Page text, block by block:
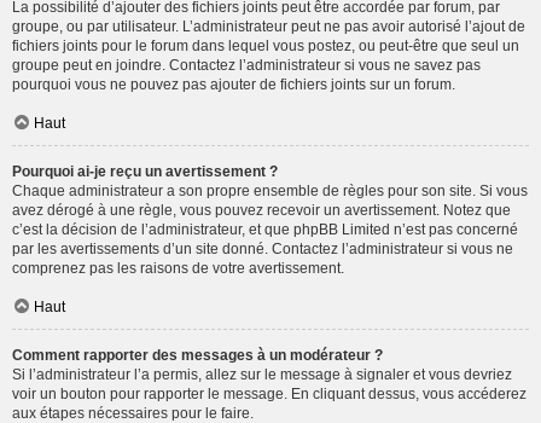
La possibilité d’ajouter des fichiers joints peut être accordée par forum, par
groupe, ou par utilisateur. L’administrateur peut ne pas avoir autorisé l’ajout de
fichiers joints pour le forum dans lequel vous postez, ou peut-être que seul un
groupe peut en joindre. Contactez l’administrateur si vous ne savez pas
pourquoi vous ne pouvez pas ajouter de fichiers joints sur un forum.
Haut
Pourquoi ai-je reçu un avertissement ?
Chaque administrateur a son propre ensemble de règles pour son site. Si vous
avez dérogé à une règle, vous pouvez recevoir un avertissement. Notez que
c’est la décision de l’administrateur, et que phpBB Limited n’est pas concerné
par les avertissements d’un site donné. Contactez l’administrateur si vous ne
comprenez pas les raisons de votre avertissement.
Haut
Comment rapporter des messages à un modérateur ?
Si l’administrateur l’a permis, allez sur le message à signaler et vous devriez
voir un bouton pour rapporter le message. En cliquant dessus, vous accéderez
aux étapes nécessaires pour le faire.